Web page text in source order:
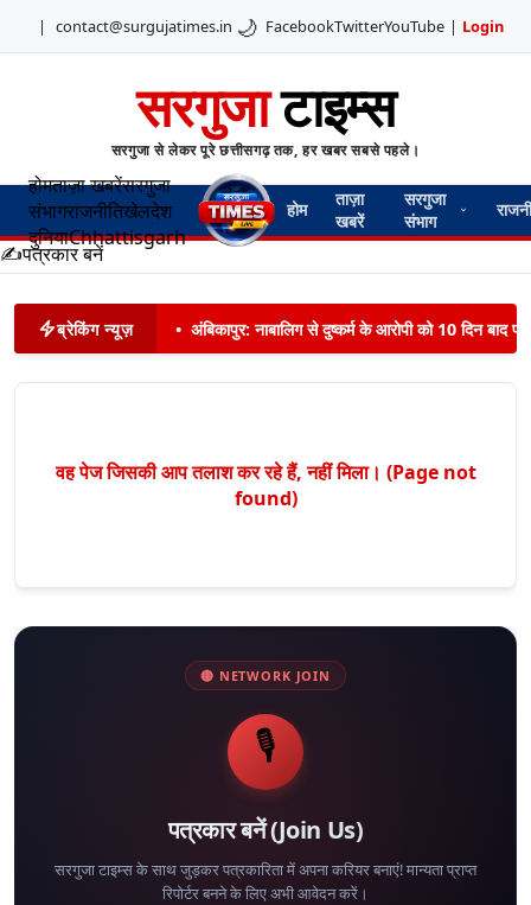
| contact@surgujatimes.in 🌙 FacebookTwitterYouTube | Login
सरगुजाटाइम्स
सरगुजा से लेकर पूरे छत्तीसगढ़ तक, हर खबर सबसे पहले।
होमताज़ा खबरेंसरगुजा
संभागराजनीतिखेलदेश
दुनियाChhattisgarh
होम
ताज़ा
खबरें
सरगुजा
संभाग
✍️पत्रकार बनें
ब्रेकिंग न्यूज़ • अंबिकापुर: नाबालिग से दुष्कर्म के आरोपी को 10 दिन बाद
वह पेज जिसकी आप तलाश कर रहे हैं, नहीं मिला। (Page not
found)
🔴 NETWORK JOIN
🎙️
पत्रकार बनें (Join Us)
सरगुजा टाइम्स के साथ जुड़कर पत्रकारिता में अपना करियर बनाएं! मान्यता प्राप्त
रिपोर्टर बनने के लिए अभी आवेदन करें।